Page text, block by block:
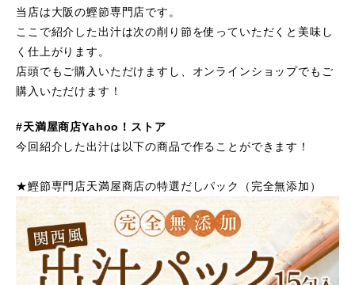
当店は大阪の鰹節専門店です。
ここで紹介した出汁は次の削り節を使っていただくと美味し
く仕上がります。
店頭でもご購入いただけますし、オンラインショップでもご
購入いただけます！
#天満屋商店Yahoo！ストア
今回紹介した出汁は以下の商品で作ることができます！
★鰹節専門店天満屋商店の特選だしパック（完全無添加）